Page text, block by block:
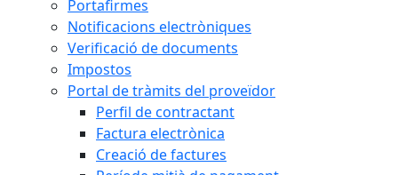
Portafirmes
Notificacions electròniques
Verificació de documents
Impostos
Portal de tràmits del proveïdor
Perfil de contractant
Factura electrònica
Creació de factures